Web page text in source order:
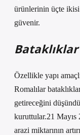
ürünlerinin üçte
güvenir.
Özellikle yapı
Romalılar
getireceğini
kuruttular.21 Mayıs
arazi miktarının